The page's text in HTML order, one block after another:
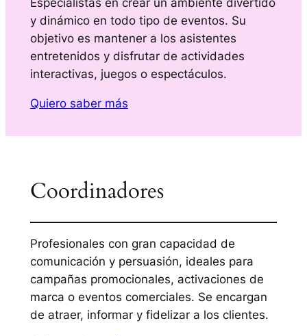
y dinámico en todo tipo de eventos. Su
objetivo es mantener a los asistentes
entretenidos y disfrutar de actividades
interactivas, juegos o espectáculos.
Quiero saber más
Coordinadores
Profesionales con gran capacidad de
comunicación y persuasión, ideales para
campañas promocionales, activaciones de
marca o eventos comerciales. Se encargan
de atraer, informar y fidelizar a los clientes.